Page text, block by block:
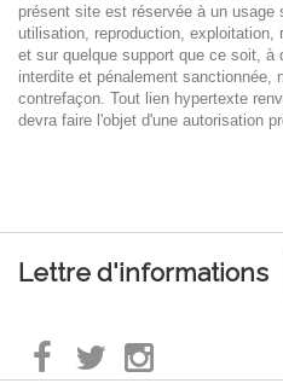
présent site est réservée à un usage
utilisation, reproduction, exploitation,
et sur quelque support que ce soit, à
interdite et pénalement sanctionnée,
contrefaçon. Tout lien hypertexte
devra faire l'objet d'une autorisation
Lettre d'informations